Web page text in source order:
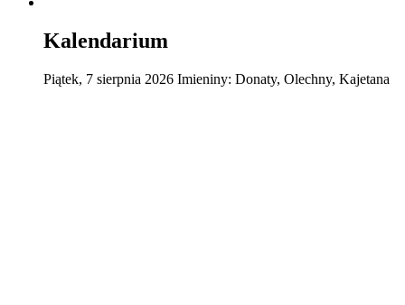
Kalendarium
Piątek, 7 sierpnia 2026 Imieniny: Donaty, Olechny, Kajetana